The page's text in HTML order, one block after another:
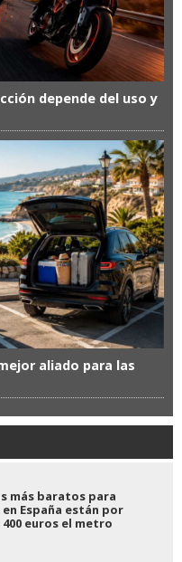
depende del uso y
aliado para las
más baratos para
España están por
euros el metro